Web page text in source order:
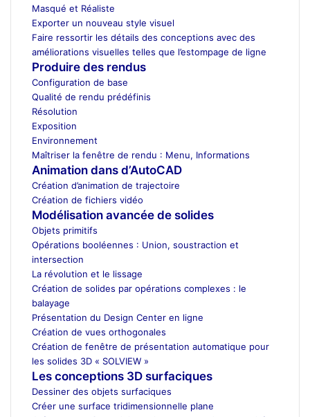
Masqué et Réaliste
Exporter un nouveau style visuel
Faire ressortir les détails des conceptions avec des
améliorations visuelles telles que l’estompage de ligne
Produire des rendus
Configuration de base
Qualité de rendu prédéfinis
Résolution
Exposition
Environnement
Maîtriser la fenêtre de rendu : Menu, Informations
Animation dans d’AutoCAD
Création d’animation de trajectoire
Création de fichiers vidéo
Modélisation avancée de solides
Objets primitifs
Opérations booléennes : Union, soustraction et
intersection
La révolution et le lissage
Création de solides par opérations complexes : le
balayage
Présentation du Design Center en ligne
Création de vues orthogonales
Création de fenêtre de présentation automatique pour
les solides 3D « SOLVIEW »
Les conceptions 3D surfaciques
Dessiner des objets surfaciques
Créer une surface tridimensionnelle plane